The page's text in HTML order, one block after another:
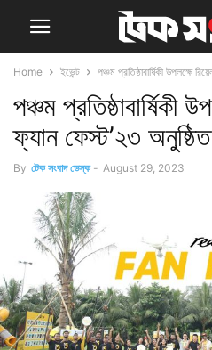
Home ইভেন্ট পঞ্চম প্রতিষ্ঠাবার্ষিকী উপলক্ষে
পঞ্চম প্রতিষ্ঠাবার্ষিকী
ফ্যান ফেস্ট’২৩ অনুষ্ঠিত
By টেক সংবাদ ডেস্ক - August 29, 2023